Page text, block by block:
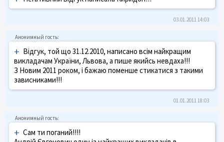
03.01.2011 14:03
+ Відгук, той що 31.12.2010, написано всім найкращим
викладачам України, Львова, а пише якийсь невдаха!!!
З Новим 2011 роком, і бажаю поменше стикатися з такими
зависниками!!!
01.01.2011 18:03
+ Сам ти поганий!!!!